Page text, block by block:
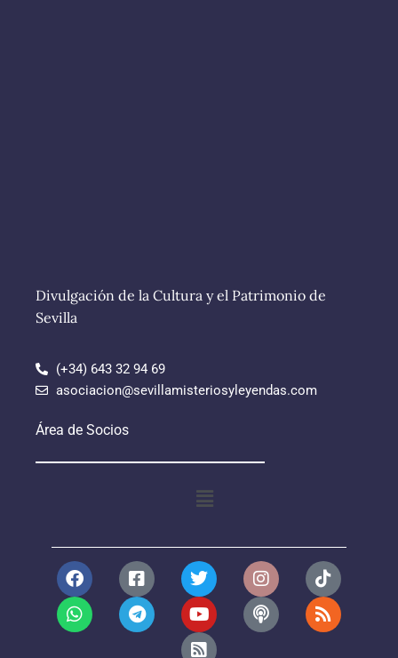
Divulgación de la Cultura y el Patrimonio de
Sevilla
(+34) 643 32 94 69
asociacion@sevillamisteriosyleyendas.com
Área de Socios
Menú
F
a
c
e
F
a
c
e
T
w
i
t
t
I
n
s
t
T
i
k
t
W
h
a
t
T
e
l
e
Y
o
u
t
u
P
o
d
c
R
s
s
R
s
s
-
s